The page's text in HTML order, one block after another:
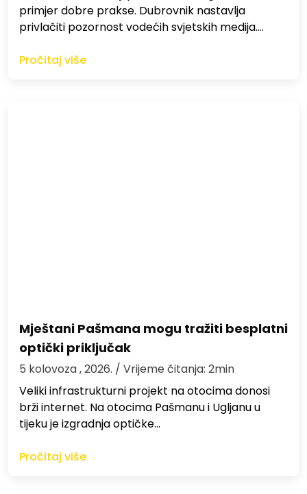
primjer dobre prakse. Dubrovnik nastavlja
privlačiti pozornost vodećih svjetskih medija.…
Pročitaj više
Mještani Pašmana mogu tražiti besplatni
optički priključak
5 kolovoza , 2026. / Vrijeme čitanja: 2min
Veliki infrastrukturni projekt na otocima donosi
brži internet. Na otocima Pašmanu i Ugljanu u
tijeku je izgradnja optičke…
Pročitaj više